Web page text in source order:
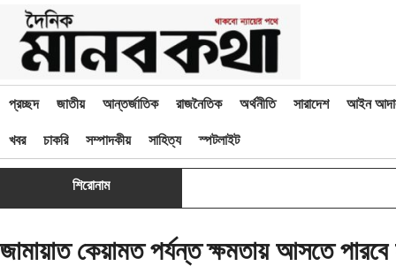
প্রচ্ছদ জাতীয় আন্তর্জাতিক রাজনৈতিক অর্থনীতি সারাদেশ আইন
খবর চাকরি সম্পাদকীয় সাহিত্য স্পটলাইট
শিরোনাম
জামায়াত কেয়ামত পর্যন্ত ক্ষমতায় আসতে